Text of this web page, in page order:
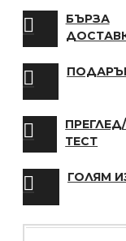
БЪРЗА
ПРЕГЛЕД/
ТЕСТ
ГОЛЯМ